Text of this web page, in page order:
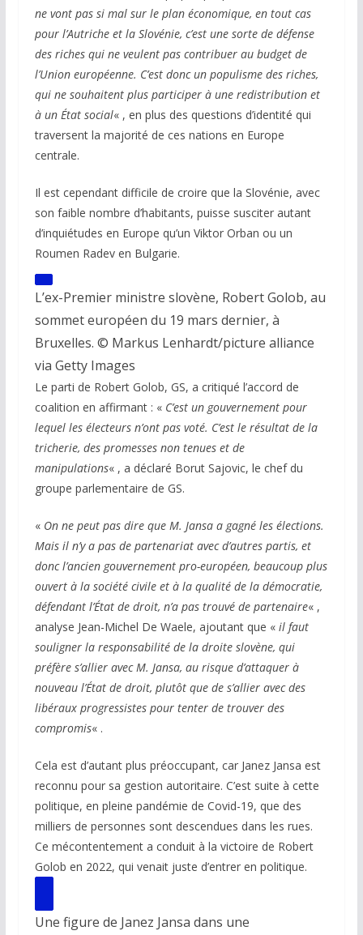
ne vont pas si mal sur le plan économique, en tout cas
pour l’Autriche et la Slovénie, c’est une sorte de défense
des riches qui ne veulent pas contribuer au budget de
l’Union européenne. C’est donc un populisme des riches,
qui ne souhaitent plus participer à une redistribution et
à un État social« , en plus des questions d’identité qui
traversent la majorité de ces nations en Europe
centrale.
Il est cependant difficile de croire que la Slovénie, avec
son faible nombre d’habitants, puisse susciter autant
d’inquiétudes en Europe qu’un Viktor Orban ou un
Roumen Radev en Bulgarie.
L’ex-Premier ministre slovène, Robert Golob, au
sommet européen du 19 mars dernier, à
Bruxelles. © Markus Lenhardt/picture alliance
via Getty Images
Le parti de Robert Golob, GS, a critiqué l’accord de
coalition en affirmant : « C’est un gouvernement pour
lequel les électeurs n’ont pas voté. C’est le résultat de la
tricherie, des promesses non tenues et de
manipulations« , a déclaré Borut Sajovic, le chef du
groupe parlementaire de GS.
« On ne peut pas dire que M. Jansa a gagné les élections.
Mais il n’y a pas de partenariat avec d’autres partis, et
donc l’ancien gouvernement pro-européen, beaucoup plus
ouvert à la société civile et à la qualité de la démocratie,
défendant l’État de droit, n’a pas trouvé de partenaire« ,
analyse Jean-Michel De Waele, ajoutant que « il faut
souligner la responsabilité de la droite slovène, qui
préfère s’allier avec M. Jansa, au risque d’attaquer à
nouveau l’État de droit, plutôt que de s’allier avec des
libéraux progressistes pour tenter de trouver des
compromis« .
Cela est d’autant plus préoccupant, car Janez Jansa est
reconnu pour sa gestion autoritaire. C’est suite à cette
politique, en pleine pandémie de Covid-19, que des
milliers de personnes sont descendues dans les rues.
Ce mécontentement a conduit à la victoire de Robert
Golob en 2022, qui venait juste d’entrer en politique.
Une figure de Janez Jansa dans une